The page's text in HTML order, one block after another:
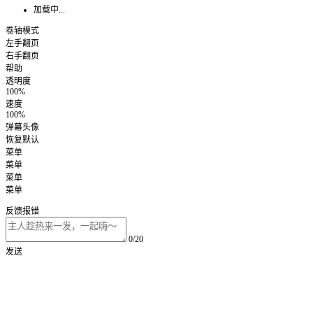
加载中...
卷轴模式
左手翻页
右手翻页
帮助
透明度
100%
速度
100%
弹幕头像
恢复默认
菜单
菜单
菜单
菜单
反馈报错
0/20
发送